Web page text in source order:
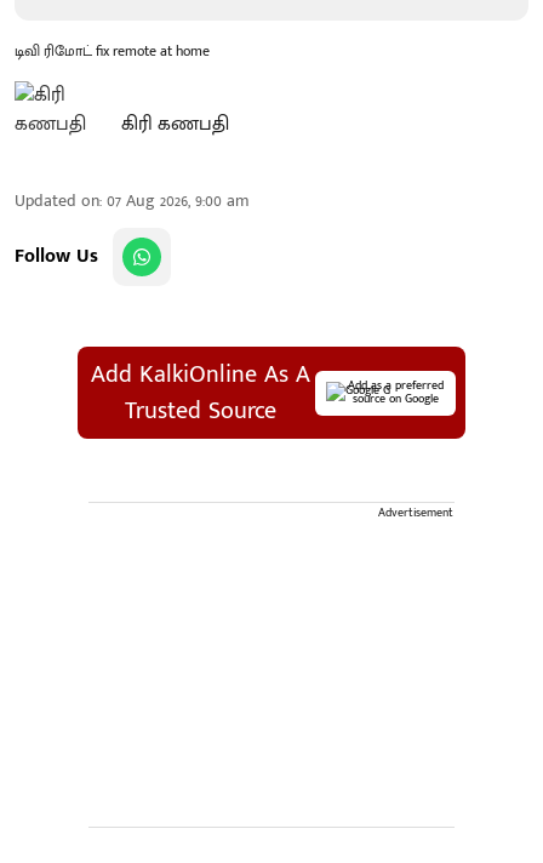
டிவி ரிமோட் fix remote at home
கிரி கணபதி
Updated on:07 Aug 2026, 9:00 am
Follow Us
Add KalkiOnline As A
Trusted Source
Add as a preferred
source on Google
Advertisement